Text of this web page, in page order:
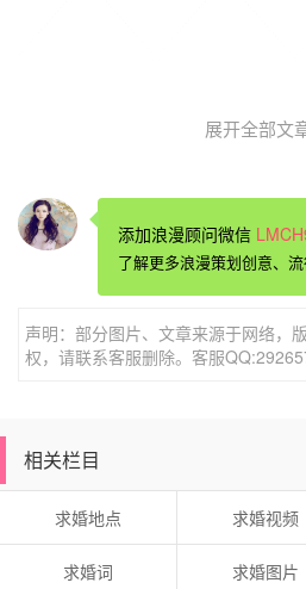
彰化(彰化县)邯郸适合情侣去的地
建于现址，主祀神为天上圣母，
展开全部文
添加浪漫顾问微信
了解更多浪漫策划创意、
声明：部分图片、文章来源于网络，
权，请联系客服删除。客服
相关栏目
求婚地点 求婚视频
求婚词 求婚图片